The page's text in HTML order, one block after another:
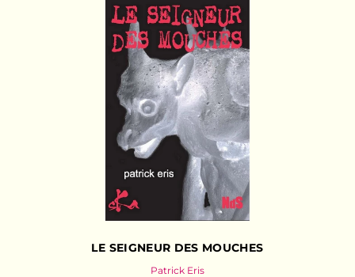
LE SEIGNEUR DES MOUCHES
Patrick Eris